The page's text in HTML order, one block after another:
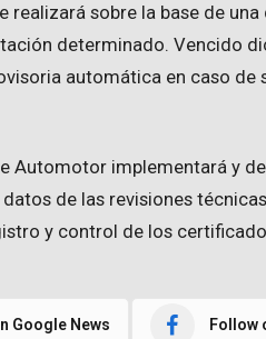
realizará sobre la base de
determinado. Vencido
automática en caso de
Automotor implementará y
de las revisiones
y control de los
Google News Follow